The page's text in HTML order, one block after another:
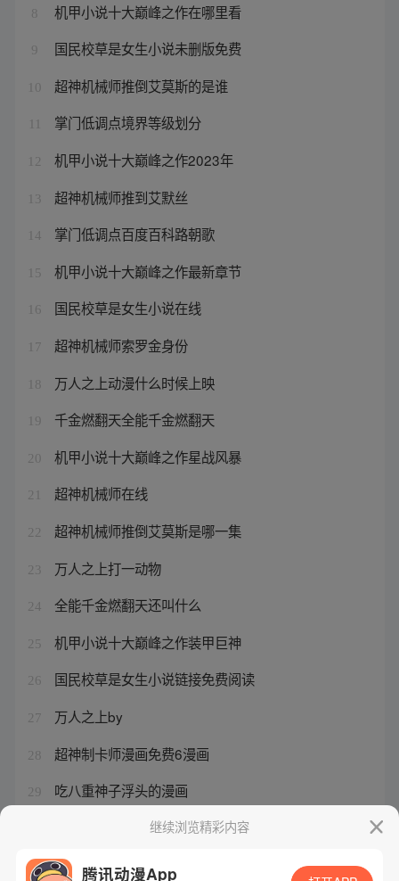
8 机甲小说十大巅峰之作在哪里看
9 国民校草是女生小说未删版免费
10 超神机械师推倒艾莫斯的是谁
掌门低调点境界等级划分
12 机甲小说十大巅峰之作2023年
13 超神机械师推到艾默丝
14 掌门低调点百度百科路朝歌
15 机甲小说十大巅峰之作最新章节
16 国民校草是女生小说在线
17 超神机械师索罗金身份
18 万人之上动漫什么时候上映
19 千金燃翻天全能千金燃翻天
20 机甲小说十大巅峰之作星战风暴
21 超神机械师在线
22 超神机械师推倒艾莫斯是哪一集
23 万人之上打一动物
24 全能千金燃翻天还叫什么
25 机甲小说十大巅峰之作装甲巨神
26 国民校草是女生小说链接免费阅读
27 万人之上by
28 超神制卡师漫画免费6漫画
29 吃八重神子浮头的漫画
全能千金翻车现场全文免费阅读
继续浏览精彩内容
腾讯动漫App